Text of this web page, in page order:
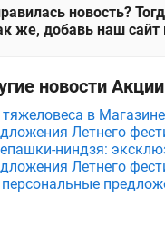
новость?
же, добавь наш сайт
новости
в
Летнего
ниндзя:
Летнего
персональные